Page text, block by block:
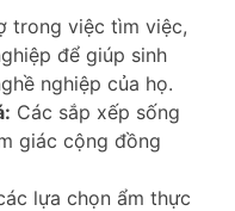
trong việc tìm việc,
để giúp sinh
nghiệp của họ.
Các sắp xếp sống
giác cộng đồng
lựa chọn ẩm thực